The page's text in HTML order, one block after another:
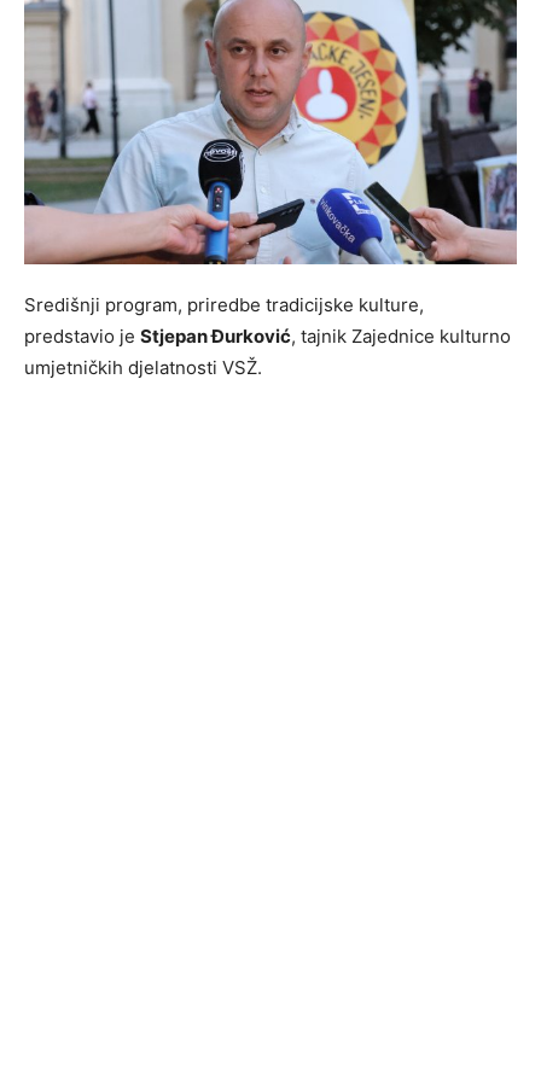
Središnji program, priredbe tradicijske kulture,
predstavio je Stjepan Đurković, tajnik Zajednice kulturno
umjetničkih djelatnosti VSŽ.